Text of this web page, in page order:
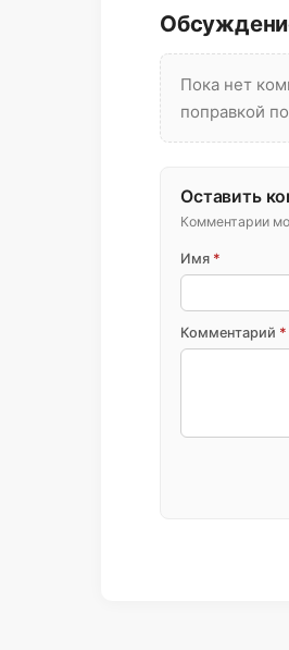
Пока нет
поправкой
Оставить
Комментарии
Имя *
Комментарий *